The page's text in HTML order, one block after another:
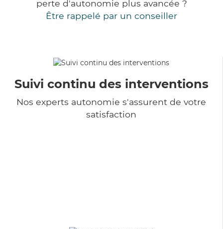
perte d'autonomie plus avancée ?
Être rappelé par un conseiller
Suivi continu des interventions
Nos experts autonomie s'assurent de votre
satisfaction